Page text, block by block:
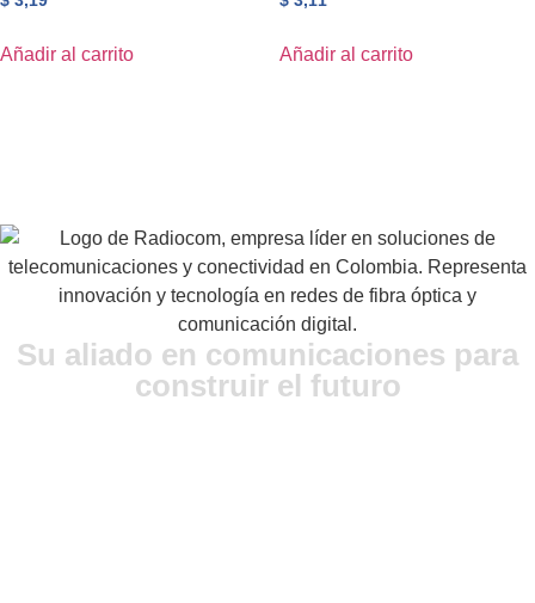
Añadir al carrito Añadir al carrito
Su aliado en comunicaciones para
construir el futuro